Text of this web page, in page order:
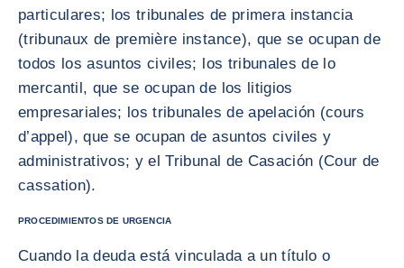
particulares; los tribunales de primera instancia
(tribunaux de première instance), que se ocupan de
todos los asuntos civiles; los tribunales de lo
mercantil, que se ocupan de los litigios
empresariales; los tribunales de apelación (cours
d’appel), que se ocupan de asuntos civiles y
administrativos; y el Tribunal de Casación (Cour de
cassation).
PROCEDIMIENTOS DE URGENCIA
Cuando la deuda está vinculada a un título o